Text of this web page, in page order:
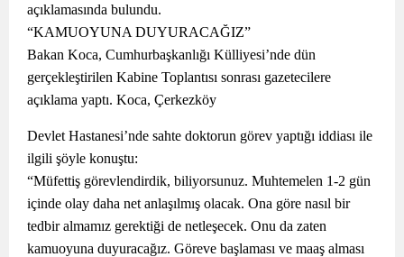
açıklamasında bulundu.
“KAMUOYUNA DUYURACAĞIZ”
Bakan Koca, Cumhurbaşkanlığı Külliyesi’nde dün
gerçekleştirilen Kabine Toplantısı sonrası gazetecilere
açıklama yaptı. Koca, Çerkezköy
Devlet Hastanesi’nde sahte doktorun görev yaptığı iddiası ile
ilgili şöyle konuştu:
“Müfettiş görevlendirdik, biliyorsunuz. Muhtemelen 1-2 gün
içinde olay daha net anlaşılmış olacak. Ona göre nasıl bir
tedbir almamız gerektiği de netleşecek. Onu da zaten
kamuoyuna duyuracağız. Göreve başlaması ve maaş alması